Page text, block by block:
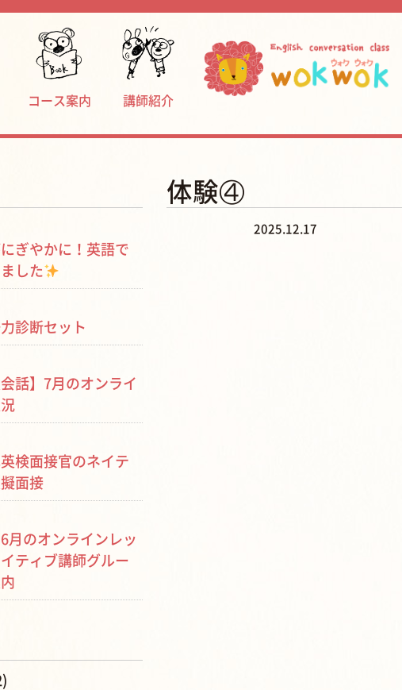
コース案内 講師紹介
体験④
2025.12.17
ぎやかに！英語で
した
診断セット
話】7月のオンライ
検面接官のネイテ
面接
月のオンラインレッ
ティブ講師グルー